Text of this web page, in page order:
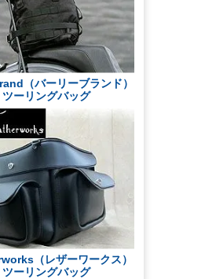
（バーリーブランド）
ツーリングバッグ
（レザーワークス）
ツーリングバッグ